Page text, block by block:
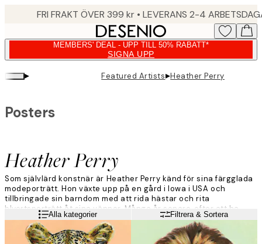
FRI FRAKT ÖVER 399 kr • LEVERANS 2-4
MEMBERS' DEAL - UPP TILL 50% RABATT*
SIGNA UPP
▸ Featured Artists▸Heather Perry
Heather Perry
Posters
Som självlärd konstnär är Heather Perry känd för sina färgglada
modeporträtt. Hon växte upp på en gård i Iowa i USA och
tillbringade sin barndom med att rida hästar och rita
blyertsporträtt åt sina vänner. Många år senare, efter att ha
arbetat som grafisk designer och tävlingsåkare i rollerderby,
återuppstod hennes kärlek för porträtt i form av djur klädda i
det senaste modet.
Alla kategorier Filtrera & Sortera